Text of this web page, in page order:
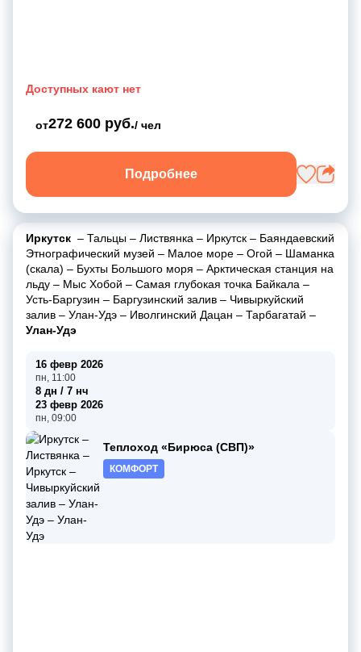
Доступных кают нет
от272 600 руб./ чел
Подробнее
Иркутск – Тальцы – Листвянка – Иркутск – Баяндаевский
Этнографический музей – Малое море – Огой – Шаманка
(скала) – Бухты Большого моря – Арктическая станция на
льду – Мыс Хобой – Самая глубокая точка Байкала –
Усть-Баргузин – Баргузинский залив – Чивыркуйский
залив – Улан-Удэ – Иволгинский Дацан – Тарбагатай –
Улан-Удэ
16 февр 2026
пн, 11:00
8 дн / 7 нч
23 февр 2026
пн, 09:00
Теплоход «Бирюса (СВП)»
КОМФОРТ